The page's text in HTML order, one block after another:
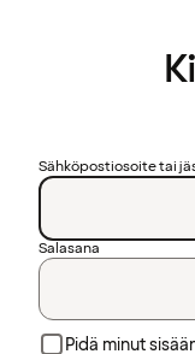
Sähköpostiosoite tai
Salasana
Pidä minut